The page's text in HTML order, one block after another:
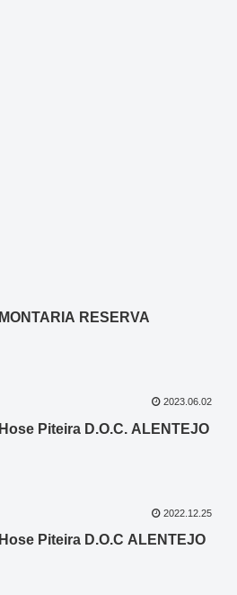
MONTARIA RESERVA
2023.06.02
Hose Piteira D.O.C. ALENTEJO
2022.12.25
Hose Piteira D.O.C ALENTEJO